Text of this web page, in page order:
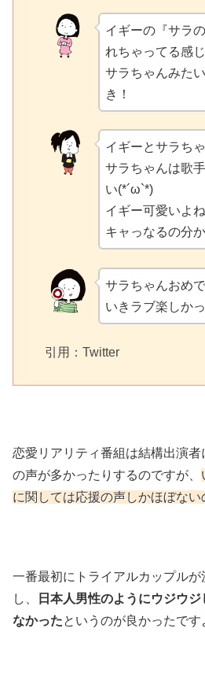
イギーの『サラ
れちゃってる感
サラちゃんみた
き！
イギーとサラち
サラちゃんは歌
い(*´ω`*)
イギー可愛いよ
キャっなるの分か
サラちゃんおめ
いきラブ楽しかっ
引用：Twitter
恋愛リアリティ番組は結構出演者
の声が多かったりするのですが、
に関しては応援の声しかほぼない
一番最初にトライアルカップル
し、
日本人男性のようにウジウ
なかったというのが良かったです